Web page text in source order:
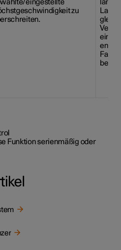
eingestellte
zu
einem
Funktion serienmäßig oder